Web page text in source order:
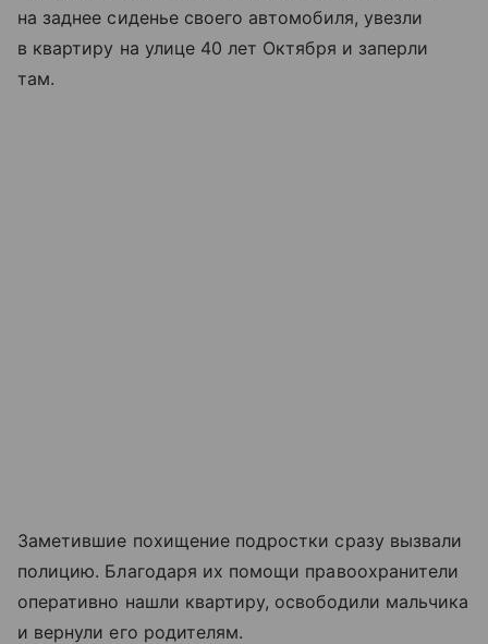
на заднее сиденье своего автомобиля, увезли
в квартиру на улице 40 лет Октября и заперли
там.
Заметившие похищение подростки сразу вызвали
полицию. Благодаря их помощи правоохранители
оперативно нашли квартиру, освободили мальчика
и вернули его родителям.